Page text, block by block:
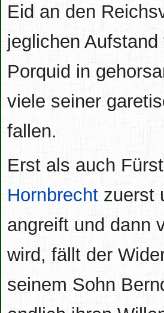
Eid an den
jeglichen
Porquid in
viele seiner
fallen.
Erst als auch
Hornbrecht zuerst
angreift und dann
wird, fällt der
seinem Sohn